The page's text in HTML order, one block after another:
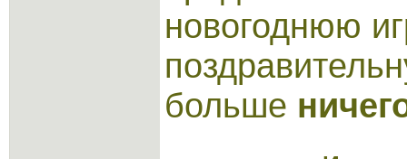
новогоднюю
больше